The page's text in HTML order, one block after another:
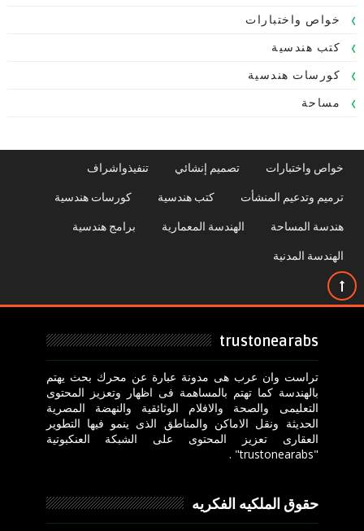
خواص واختبارات
كتب هندسية
كورسات هندسية
مساحة
خواص واختبارات تصميم إنشائي تنفيذواشراف
ترميم وتدعيم المنشأت كتب هندسية كورسات هندسية
هندسة المساحة الهندسة المعمارية برامج هندسية
الهندسة المدنية
trustonearabs
تراست وان عرب هى مدونة عبارة عن محرك بحث يهتم
بالهندسة كما تهتم بالمساهمة فى اظهار وتعزيز المحتوى
التعليمى والصحة والافلام الوثائقية والنهضة المصرية
الحديثة ونقل الاماكن والمناطق الذى ينمو فيها التطوير
العقارى تعزيز المحتوى على الشبكة العنكبوتية
"trustonearabs" .
حقوق الملكيه الفكريه